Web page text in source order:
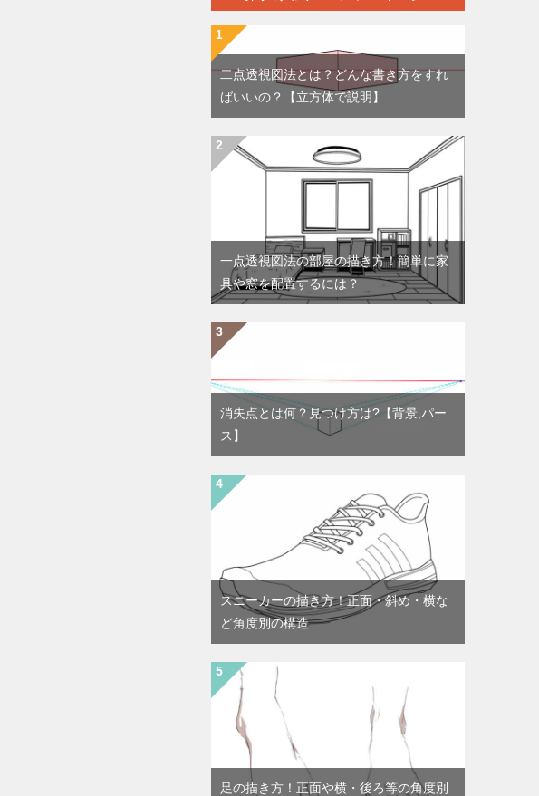
二点透視図法とは？どんな書き方をすれ
ばいいの？【立方体で説明】
一点透視図法の部屋の描き方！簡単に家
具や窓を配置するには？
消失点とは何？見つけ方は?【背景,パー
ス】
スニーカーの描き方！正面・斜め・横な
ど角度別の構造
足の描き方！正面や横・後ろ等の角度別